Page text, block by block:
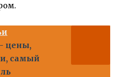
цены,
самый